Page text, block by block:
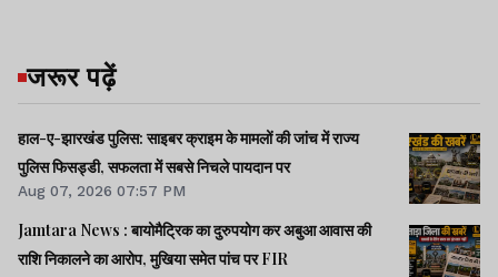
जरूर पढ़ें
हाल-ए-झारखंड पुलिस: साइबर क्राइम के मामलों की जांच में राज्य
पुलिस फिसड्डी, सफलता में सबसे निचले पायदान पर
Aug 07, 2026 07:57 PM
Jamtara News : बायोमैट्रिक का दुरुपयोग कर अबुआ आवास की
राशि निकालने का आरोप, मुखिया समेत पांच पर FIR